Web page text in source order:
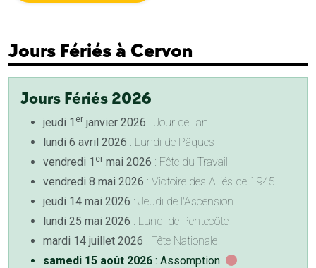
Jours Fériés à Cervon
Jours Fériés 2026
jeudi 1 er janvier 2026 : Jour de l'an
lundi 6 avril 2026 : Lundi de Pâques
vendredi 1 er mai 2026 : Fête du Travail
vendredi 8 mai 2026 : Victoire des Alliés de 1945
jeudi 14 mai 2026 : Jeudi de l'Ascension
lundi 25 mai 2026 : Lundi de Pentecôte
mardi 14 juillet 2026 : Fête Nationale
samedi 15 août 2026 : Assomption